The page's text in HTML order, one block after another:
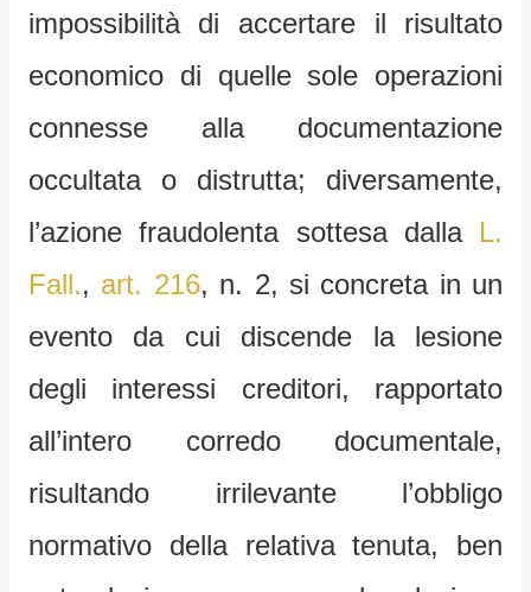
impossibilità di accertare il risultato
economico di quelle sole operazioni
connesse alla documentazione
occultata o distrutta; diversamente,
l’azione fraudolenta sottesa dalla L.
Fall., art. 216, n. 2, si concreta in un
evento da cui discende la lesione
degli interessi creditori, rapportato
all’intero corredo documentale,
risultando irrilevante l’obbligo
normativo della relativa tenuta, ben